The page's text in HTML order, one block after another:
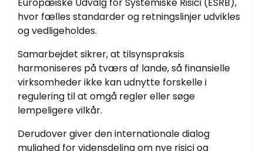
hvor fælles standarder og retningslinjer udvikles
og vedligeholdes.
Samarbejdet sikrer, at tilsynspraksis
harmoniseres på tværs af lande, så finansielle
virksomheder ikke kan udnytte forskelle i
regulering til at omgå regler eller søge
lempeligere vilkår.
Derudover giver den internationale dialog
mulighed for vidensdeling om nye risici og